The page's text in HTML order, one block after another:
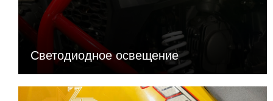
Длина (мм)
Светодиодное освещение